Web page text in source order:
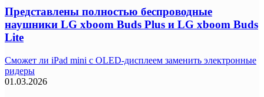
Представлены полностью беспроводные
наушники LG xboom Buds Plus и LG xboom Buds
Lite
Сможет ли iPad mini с OLED-дисплеем заменить электронные
ридеры
01.03.2026